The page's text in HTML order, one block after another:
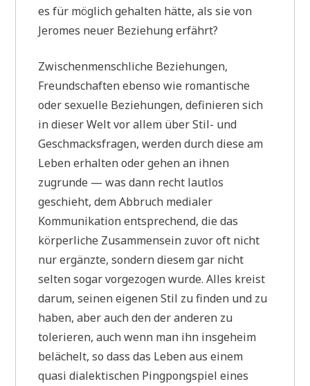
es für möglich gehalten hätte, als sie von
Jeromes neuer Beziehung erfährt?
Zwischenmenschliche Beziehungen,
Freundschaften ebenso wie romantische
oder sexuelle Beziehungen, definieren sich
in dieser Welt vor allem über Stil- und
Geschmacksfragen, werden durch diese am
Leben erhalten oder gehen an ihnen
zugrunde — was dann recht lautlos
geschieht, dem Abbruch medialer
Kommunikation entsprechend, die das
körperliche Zusammensein zuvor oft nicht
nur ergänzte, sondern diesem gar nicht
selten sogar vorgezogen wurde. Alles kreist
darum, seinen eigenen Stil zu finden und zu
haben, aber auch den der anderen zu
tolerieren, auch wenn man ihn insgeheim
belächelt, so dass das Leben aus einem
quasi dialektischen Pingpongspiel eines